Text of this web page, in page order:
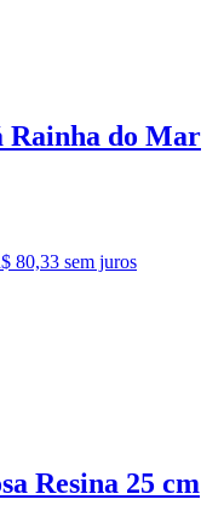
Rainha do Mar
80,33 sem juros
Resina 25 cm